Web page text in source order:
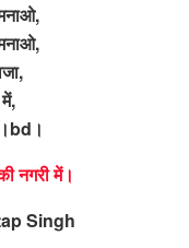
नगरी में।
Singh